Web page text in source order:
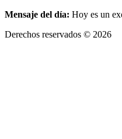
Mensaje del día: Hoy es un
Derechos reservados © 2026